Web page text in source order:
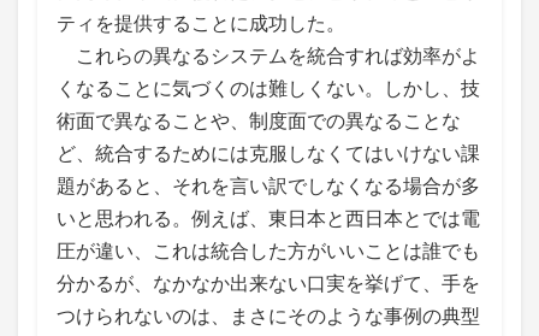
ティを提供することに成功した。
これらの異なるシステムを統合すれば効率がよ
くなることに気づくのは難しくない。しかし、技
術面で異なることや、制度面での異なることな
ど、統合するためには克服しなくてはいけない課
題があると、それを言い訳でしなくなる場合が多
いと思われる。例えば、東日本と西日本とでは電
圧が違い、これは統合した方がいいことは誰でも
分かるが、なかなか出来ない口実を挙げて、手を
つけられないのは、まさにそのような事例の典型